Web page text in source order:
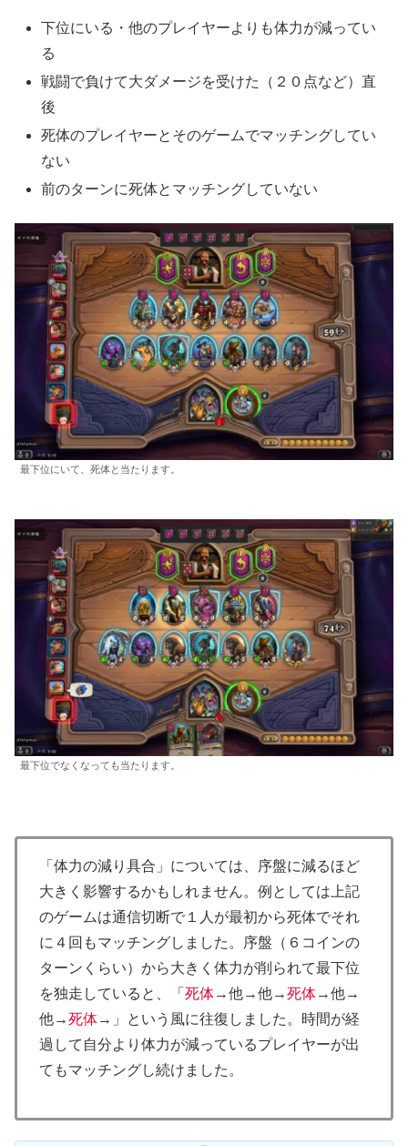
下位にいる・他のプレイヤーよりも体力が減ってい
る
戦闘で負けて大ダメージを受けた（２０点など）直
後
死体のプレイヤーとそのゲームでマッチングしてい
ない
前のターンに死体とマッチングしていない
最下位にいて、死体と当たります。
最下位でなくなっても当たります。
「体力の減り具合」については、序盤に減るほど
大きく影響するかもしれません。例としては上記
のゲームは通信切断で１人が最初から死体でそれ
に４回もマッチングしました。序盤（６コインの
ターンくらい）から大きく体力が削られて最下位
を独走していると、「 死体→他→他→死体→他→
他→死体→」という風に往復しました。時間が経
過して自分より体力が減っているプレイヤーが出
てもマッチングし続けました。